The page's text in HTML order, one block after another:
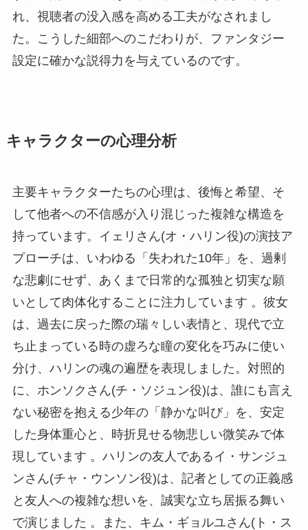
れ、視聴者の没入感を高める工夫がなされまし
た。こうした細部へのこだわりが、ファンタジー
設定に確かな説得力を与えているのです。
キャラクターの心理分析
主要キャラクターたちの心理は、後悔と希望、そ
して他者への不信感が入り混じった複雑な構造を
持っています。イェリさん(オ・ハリン役)の演技ア
プローチは、いわゆる「失われた10年」を、過剰
な悲劇にせず、あくまで日常的な孤独と切実な願
いとして肉体化することに注力しています 。彼女
は、過去に戻った際の瑞々しい表情と、現代で立
ち止まっている時の虚ろな瞳の変化を巧みに使い
分け、ハリンの魂の遍歴を表現しました。対照的
に、ホンソクさん(チ・ソジュン役)は、誰にも言え
ない秘密を抱える少年の「静かな叫び」を、安定
した身体重心と、時折見せる物悲しい微笑みで体
現しています 。ハリンの友人であるイ・サンジュ
ンさん(チャ・ウンソン役)は、記者としての正義感
と友人への複雑な想いを、誠実な立ち居振る舞い
で演じました 。また、キム・ギョルユさん(ト・ス